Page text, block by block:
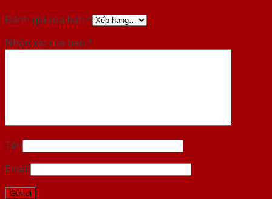
Đánh giá của bạn *
Nhận xét của bạn *
Tên
Email